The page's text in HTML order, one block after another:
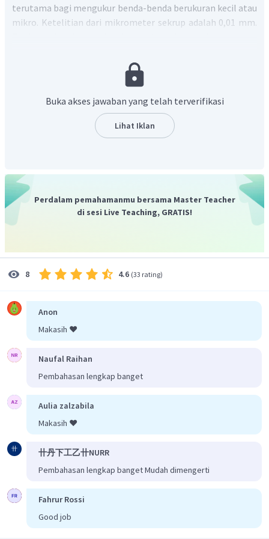
terutama bagi mengukur benda-benda berukuran kecil atau
mikro. Ketelitian dari mikrometer sekrup adalah 0,01 mm.
Skala utama, memberikan nilai pengukuran
Skala nonius/skala putar, memberikan pengukuran
Pada soal, hasil pengukuran oleh mikrometer sekrup dapat
=
=
8 mm+0,62 mm
8
62 mm
Jadi, diameter bola logam kecil tersebut adalah
Oleh karena itu, jawaban yang benar adalah D.
Buka akses jawaban yang telah terverifikasi
Lihat Iklan
Perdalam pemahamanmu bersama Master Teacher
di sesi Live Teaching, GRATIS!
8 4.6 (33 rating)
Anon
Makasih ❤️
Naufal Raihan
Pembahasan lengkap banget
Aulia zalzabila
Makasih ❤️
卄
卄丹下工乙卄NURR
Pembahasan lengkap banget Mudah dimengerti
Fahrur Rossi
Good job